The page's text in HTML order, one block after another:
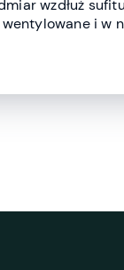
wzdłuż
i w